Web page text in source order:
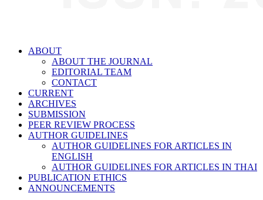
ABOUT
ABOUT THE JOURNAL
EDITORIAL TEAM
CONTACT
CURRENT
ARCHIVES
SUBMISSION
PEER REVIEW PROCESS
AUTHOR GUIDELINES
AUTHOR GUIDELINES FOR ARTICLES IN
ENGLISH
AUTHOR GUIDELINES FOR ARTICLES IN THAI
PUBLICATION ETHICS
ANNOUNCEMENTS